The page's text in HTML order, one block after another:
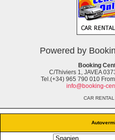
Powered by
Booking
C/Thiviers 1, JAVEA
Tel.(+34) 965 790 010
info@booking-
CAR